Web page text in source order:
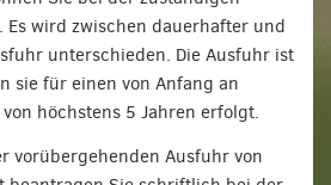
Es wird zwischen dauerhafter und
unterschieden. Die Ausfuhr ist
sie für einen von Anfang an
höchstens 5 Jahren erfolgt.
vorübergehenden Ausfuhr von